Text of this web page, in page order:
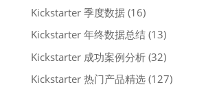
Kickstarter 季度数据(16)
Kickstarter 年终数据总结(13)
Kickstarter 成功案例分析(32)
Kickstarter 热门产品精选(127)